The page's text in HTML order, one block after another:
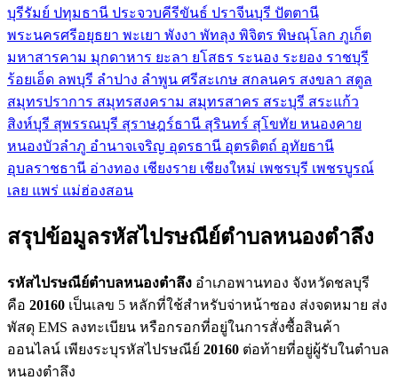
บุรีรัมย์ ปทุมธานี ประจวบคีรีขันธ์ ปราจีนบุรี ปัตตานี
พระนครศรีอยุธยา พะเยา พังงา พัทลุง พิจิตร พิษณุโลก ภูเก็ต
มหาสารคาม มุกดาหาร ยะลา ยโสธร ระนอง ระยอง ราชบุรี
ร้อยเอ็ด ลพบุรี ลำปาง ลำพูน ศรีสะเกษ สกลนคร สงขลา สตูล
สมุทรปราการ สมุทรสงคราม สมุทรสาคร สระบุรี สระแก้ว
สิงห์บุรี สุพรรณบุรี สุราษฎร์ธานี สุรินทร์ สุโขทัย หนองคาย
หนองบัวลำภู อำนาจเจริญ อุดรธานี อุตรดิตถ์ อุทัยธานี
อุบลราชธานี อ่างทอง เชียงราย เชียงใหม่ เพชรบุรี เพชรบูรณ์
เลย แพร่ แม่ฮ่องสอน
สรุปข้อมูลรหัสไปรษณีย์ตำบลหนองตำลึง
รหัสไปรษณีย์ตำบลหนองตำลึง อำเภอพานทอง จังหวัดชลบุรี
คือ 20160 เป็นเลข 5 หลักที่ใช้สำหรับจ่าหน้าซอง ส่งจดหมาย ส่ง
พัสดุ EMS ลงทะเบียน หรือกรอกที่อยู่ในการสั่งซื้อสินค้า
ออนไลน์ เพียงระบุรหัสไปรษณีย์ 20160 ต่อท้ายที่อยู่ผู้รับในตำบล
หนองตำลึง